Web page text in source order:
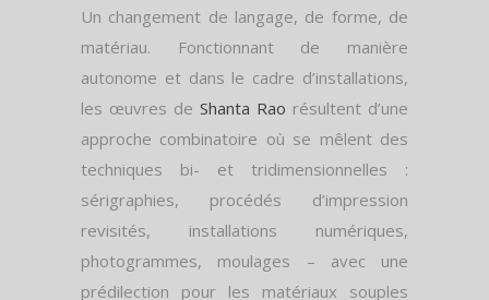
Un changement de langage, de forme, de
matériau. Fonctionnant de manière
autonome et dans le cadre d’installations,
les œuvres de Shanta Rao résultent d’une
approche combinatoire où se mêlent des
techniques bi- et tridimensionnelles :
sérigraphies, procédés d’impression
revisités, installations numériques,
photogrammes, moulages – avec une
prédilection pour les matériaux souples